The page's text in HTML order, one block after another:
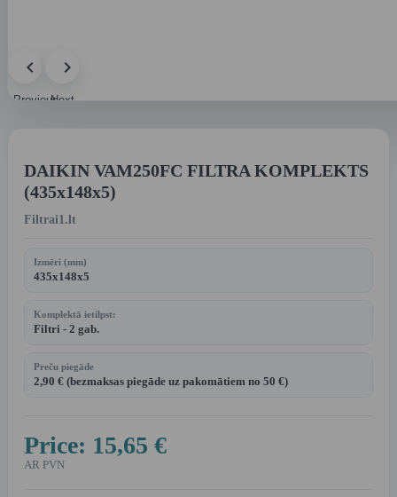
PreviousNext
DAIKIN VAM250FC FILTRA KOMPLEKTS
(435x148x5)
Filtrai1.lt
Izmēri (mm)
435x148x5
Komplektā ietilpst:
Filtri - 2 gab.
Preču piegāde
2,90 € (bezmaksas piegāde uz pakomātiem no 50 €)
Price: 15,65 €
AR PVN